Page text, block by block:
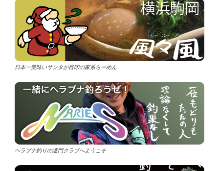
日本一美味いサンタが目印の家系らーめん
ヘラブナ釣りの迷門クラブへようこそ